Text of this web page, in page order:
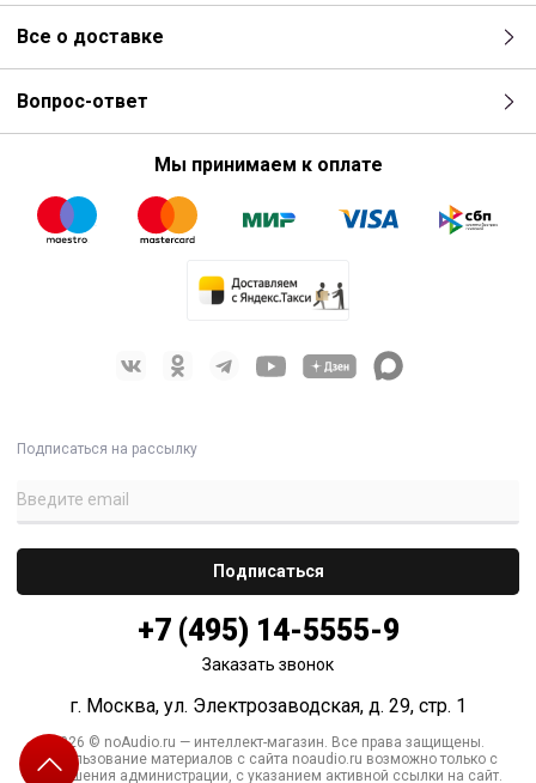
Все о доставке
Вопрос-ответ
Мы принимаем к оплате
Подписаться на рассылку
+7 (495) 14-5555-9
Заказать звонок
г. Москва, ул. Электрозаводская, д. 29, стр. 1
2026 © noAudio.ru — интеллект-магазин. Все права защищены.
Использование материалов с сайта noaudio.ru возможно только с
разрешения администрации, с указанием активной ссылки на сайт.